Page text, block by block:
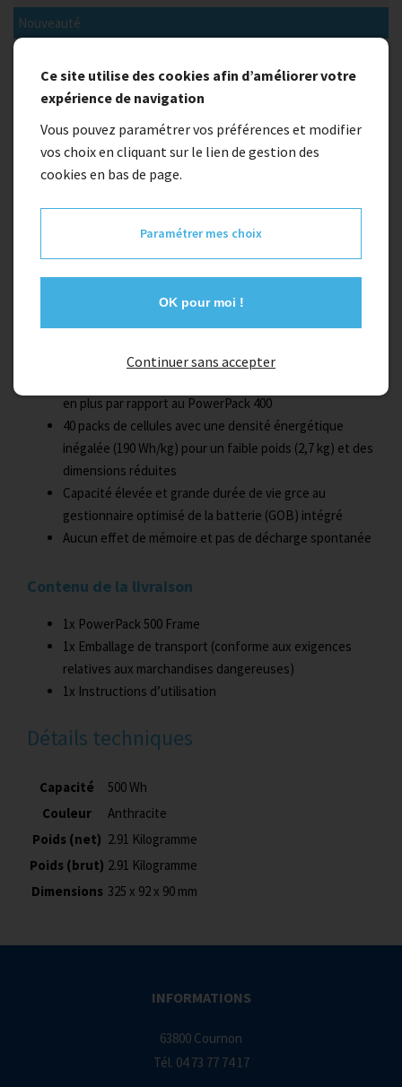
Nouveauté
Power pack 500 frame BBS275
621,01 €
Ajouter au panier
en plus par rapport au PowerPack 400
40 packs de cellules avec une densité énergétique
inégalée (190 Wh/kg) pour un faible poids (2,7 kg) et des
dimensions réduites
Capacité élevée et grande durée de vie grce au
gestionnaire optimisé de la batterie (GOB) intégré
Aucun effet de mémoire et pas de décharge spontanée
Contenu de la livraison
1x PowerPack 500 Frame
1x Emballage de transport (conforme aux exigences
relatives aux marchandises dangereuses)
1x Instructions d’utilisation
Détails techniques
Capacité
500 Wh
Couleur
Anthracite
Poids (net) 2.91 Kilogramme
Poids (brut) 2.91 Kilogramme
Dimensions 325 x 92 x 90 mm
INFORMATIONS
63800 Cournon
Tél. 04 73 77 74 17
Ce site utilise des cookies afin d’améliorer votre
expérience de navigation
Vous pouvez paramétrer vos préférences et modifier
vos choix en cliquant sur le lien de gestion des
cookies en bas de page.
Paramétrer mes choix
OK pour moi !
Continuer sans accepter